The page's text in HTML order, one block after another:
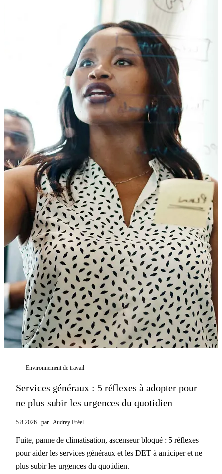
Environnement de travail
Services généraux : 5 réflexes à adopter pour
ne plus subir les urgences du quotidien
5.8.2026 par Audrey Fréel
Fuite, panne de climatisation, ascenseur bloqué : 5 réflexes
pour aider les services généraux et les DET à anticiper et ne
plus subir les urgences du quotidien.